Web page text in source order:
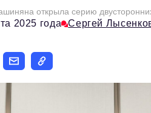
открыла серию
2025 года Сергей